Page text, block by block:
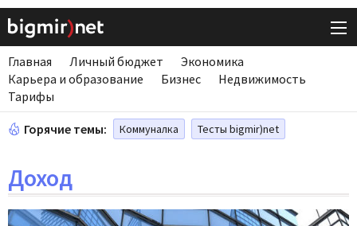
Главная Личный бюджет
Экономика
Карьера и образование
Бизнес
Недвижимость
Тарифы
Горячие темы: Коммуналка Тесты bigmir)net
Доход